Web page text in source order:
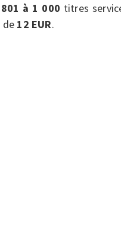
801 à 1 000 titres
de 12 EUR.